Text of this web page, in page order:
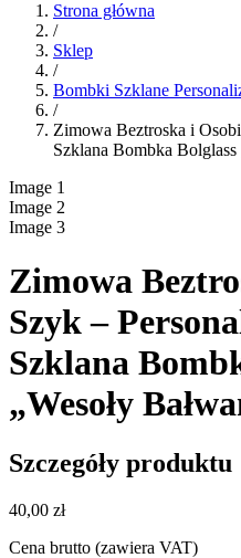
Strona główna
/
Sklep
/
Bombki Szklane
/
Zimowa Beztroska i
Szklana Bombka Bolglass
Image 1
Image 2
Image 3
Zimowa
Szyk –
Szklana
„Wesoły
Szczegóły produktu
40,00 zł
Cena brutto (zawiera VAT)